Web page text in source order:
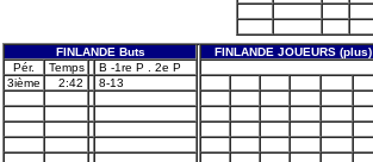
FINLANDE Buts FINLANDE JOUEURS (plus)
Pér.
Temps
B -1re P . 2e P
3ième
2:42 8-13